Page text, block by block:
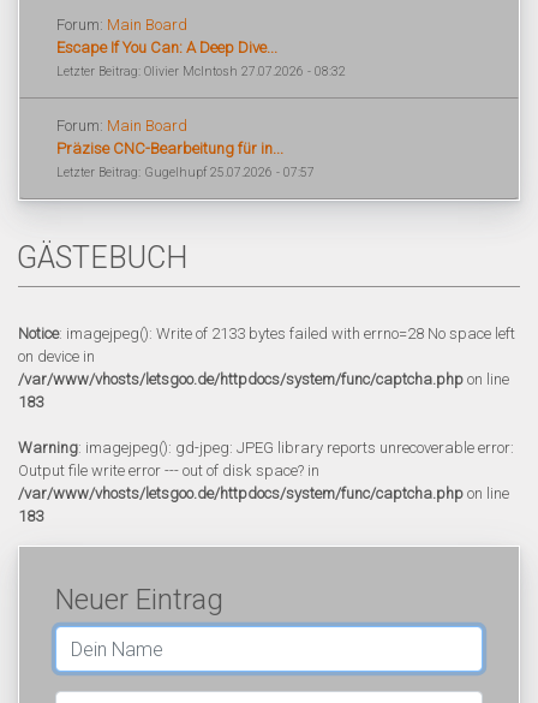
Forum: Main Board
Escape If You Can: A Deep Dive...
Letzter Beitrag: Olivier McIntosh 27.07.2026 - 08:32
Forum: Main Board
Präzise CNC-Bearbeitung für in...
Letzter Beitrag: Gugelhupf 25.07.2026 - 07:57
GÄSTEBUCH
Notice: imagejpeg(): Write of 2133 bytes failed with errno=28 No space left
on device in
/var/www/vhosts/letsgoo.de/httpdocs/system/func/captcha.php on line
183
Warning: imagejpeg(): gd-jpeg: JPEG library reports unrecoverable error:
Output file write error --- out of disk space? in
/var/www/vhosts/letsgoo.de/httpdocs/system/func/captcha.php on line
183
Neuer Eintrag